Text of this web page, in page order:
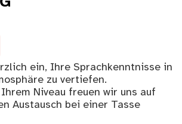
ein, Ihre Sprachkenntnisse in
zu vertiefen.
Niveau freuen wir uns auf
Austausch bei einer Tasse